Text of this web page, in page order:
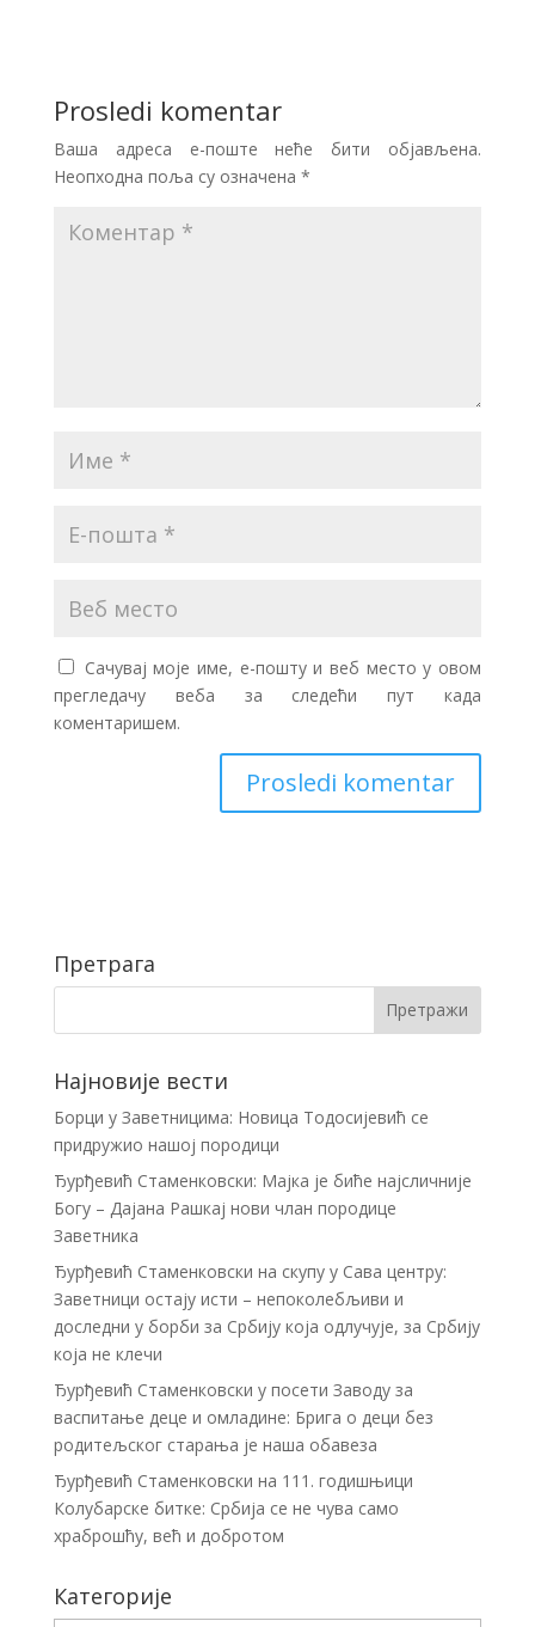
Prosledi komentar
Ваша адреса е-поште неће бити објављена.
Неопходна поља су означена *
Сачувај моје име, е-пошту и веб место у овом
прегледачу веба за следећи пут када
коментаришем.
Претрага
Најновије вести
Борци у Заветницима: Новица Тодосијевић се
придружио нашој породици
Ђурђевић Стаменковски: Мајка је биће најсличније
Богу – Дајана Рашкај нови члан породице
Заветника
Ђурђевић Стаменковски на скупу у Сава центру:
Заветници остају исти – непоколебљиви и
доследни у борби за Србију која одлучује, за Србију
која не клечи
Ђурђевић Стаменковски у посети Заводу за
васпитање деце и омладине: Брига о деци без
родитељског старања је наша обавеза
Ђурђевић Стаменковски на 111. годишњици
Колубарске битке: Србија се не чува само
храброшћу, већ и добротом
Категорије